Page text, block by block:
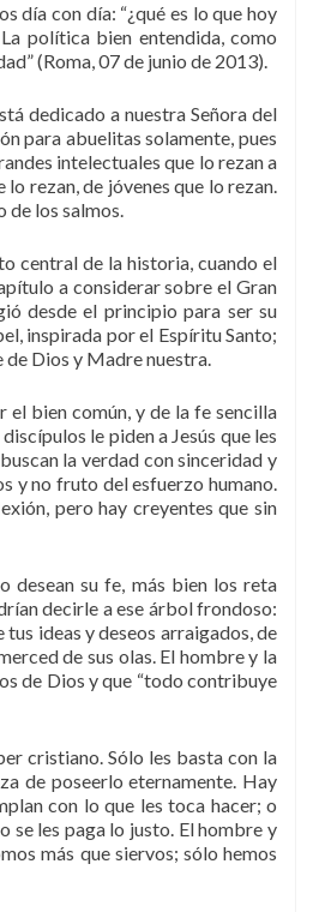
día con día: “¿qué es lo que hoy
política bien entendida, como
(Roma, 07 de junio de 2013).
dedicado a nuestra Señora del
para abuelitas solamente, pues
intelectuales que lo rezan a
rezan, de jóvenes que lo rezan.
de los salmos.
central de la historia, cuando el
a considerar sobre el Gran
desde el principio para ser su
inspirada por el Espíritu Santo;
de Dios y Madre nuestra.
bien común, y de la fe sencilla
le piden a Jesús que les
la verdad con sinceridad y
y no fruto del esfuerzo humano.
pero hay creyentes que sin
desean su fe, más bien los reta
decirle a ese árbol frondoso:
ideas y deseos arraigados, de
de sus olas. El hombre y la
de Dios y que “todo contribuye
cristiano. Sólo les basta con la
de poseerlo eternamente. Hay
con lo que les toca hacer; o
se les paga lo justo. El hombre y
más que siervos; sólo hemos